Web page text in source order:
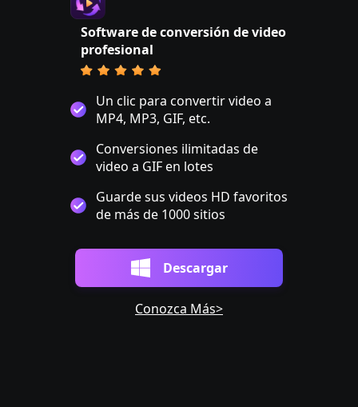
Software de conversión de video
profesional
Un clic para convertir video a
MP4, MP3, GIF, etc.
Conversiones ilimitadas de
video a GIF en lotes
Guarde sus videos HD favoritos
de más de 1000 sitios
Descargar
Conozca Más>